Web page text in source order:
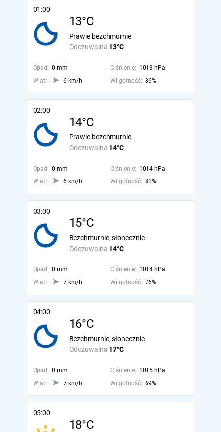
01:00
13°C
Odczuwalna 13°C
Prawie bezchmurnie
Opad: 0 mm Ciśnienie: 1013 hPa
Wiatr:
6 km/h Wilgotność: 86%
02:00
14°C
Odczuwalna 14°C
Prawie bezchmurnie
Opad: 0 mm Ciśnienie: 1014 hPa
Wiatr:
6 km/h Wilgotność: 81%
03:00
15°C
Odczuwalna 14°C
Bezchmurnie, słonecznie
Opad: 0 mm Ciśnienie: 1014 hPa
Wiatr:
7 km/h Wilgotność: 76%
04:00
16°C
Odczuwalna 17°C
Bezchmurnie, słonecznie
Opad: 0 mm Ciśnienie: 1015 hPa
Wiatr:
7 km/h Wilgotność: 69%
05:00
18°C